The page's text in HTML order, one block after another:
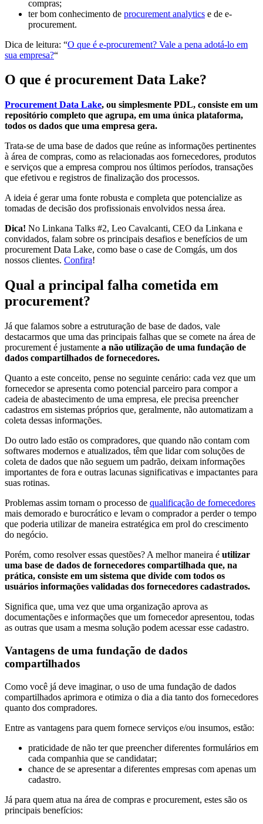
compras;
ter bom conhecimento de procurement analytics e de e-
procurement.
Dica de leitura: “O que é e-procurement? Vale a pena adotá-lo em
sua empresa?“
O que é procurement Data Lake?
Procurement Data Lake, ou simplesmente PDL, consiste em um
repositório completo que agrupa, em uma única plataforma,
todos os dados que uma empresa gera.
Trata-se de uma base de dados que reúne as informações pertinentes
à área de compras, como as relacionadas aos fornecedores, produtos
e serviços que a empresa comprou nos últimos períodos, transações
que efetivou e registros de finalização dos processos.
A ideia é gerar uma fonte robusta e completa que potencialize as
tomadas de decisão dos profissionais envolvidos nessa área.
Dica! No Linkana Talks #2, Leo Cavalcanti, CEO da Linkana e
convidados, falam sobre os principais desafios e benefícios de um
procurement Data Lake, como base o case de Comgás, um dos
nossos clientes. Confira!
Qual a principal falha cometida em
procurement?
Já que falamos sobre a estruturação de base de dados, vale
destacarmos que uma das principais falhas que se comete na área de
procurement é justamente a não utilização de uma fundação de
dados compartilhados de fornecedores.
Quanto a este conceito, pense no seguinte cenário: cada vez que um
fornecedor se apresenta como potencial parceiro para compor a
cadeia de abastecimento de uma empresa, ele precisa preencher
cadastros em sistemas próprios que, geralmente, não automatizam a
coleta dessas informações.
Do outro lado estão os compradores, que quando não contam com
softwares modernos e atualizados, têm que lidar com soluções de
coleta de dados que não seguem um padrão, deixam informações
importantes de fora e outras lacunas significativas e impactantes para
suas rotinas.
Problemas assim tornam o processo de qualificação de fornecedores
mais demorado e burocrático e levam o comprador a perder o tempo
que poderia utilizar de maneira estratégica em prol do crescimento
do negócio.
Porém, como resolver essas questões? A melhor maneira é utilizar
uma base de dados de fornecedores compartilhada que, na
prática, consiste em um sistema que divide com todos os
usuários informações validadas dos fornecedores cadastrados.
Significa que, uma vez que uma organização aprova as
documentações e informações que um fornecedor apresentou, todas
as outras que usam a mesma solução podem acessar esse cadastro.
Vantagens de uma fundação de dados
compartilhados
Como você já deve imaginar, o uso de uma fundação de dados
compartilhados aprimora e otimiza o dia a dia tanto dos fornecedores
quanto dos compradores.
Entre as vantagens para quem fornece serviços e/ou insumos, estão:
praticidade de não ter que preencher diferentes formulários em
cada companhia que se candidatar;
chance de se apresentar a diferentes empresas com apenas um
cadastro.
Já para quem atua na área de compras e procurement, estes são os
principais benefícios: